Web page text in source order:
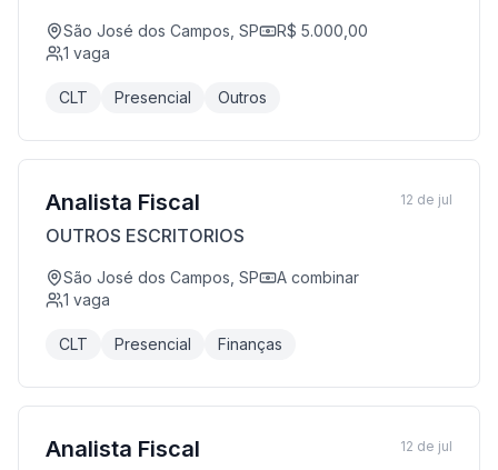
São José dos Campos, SP
R$ 5.000,00
1 vaga
CLT Presencial Outros
Analista Fiscal
OUTROS ESCRITORIOS
São José dos Campos, SP
A combinar
1 vaga
CLT Presencial Finanças
12 de jul
Analista Fiscal 12 de jul